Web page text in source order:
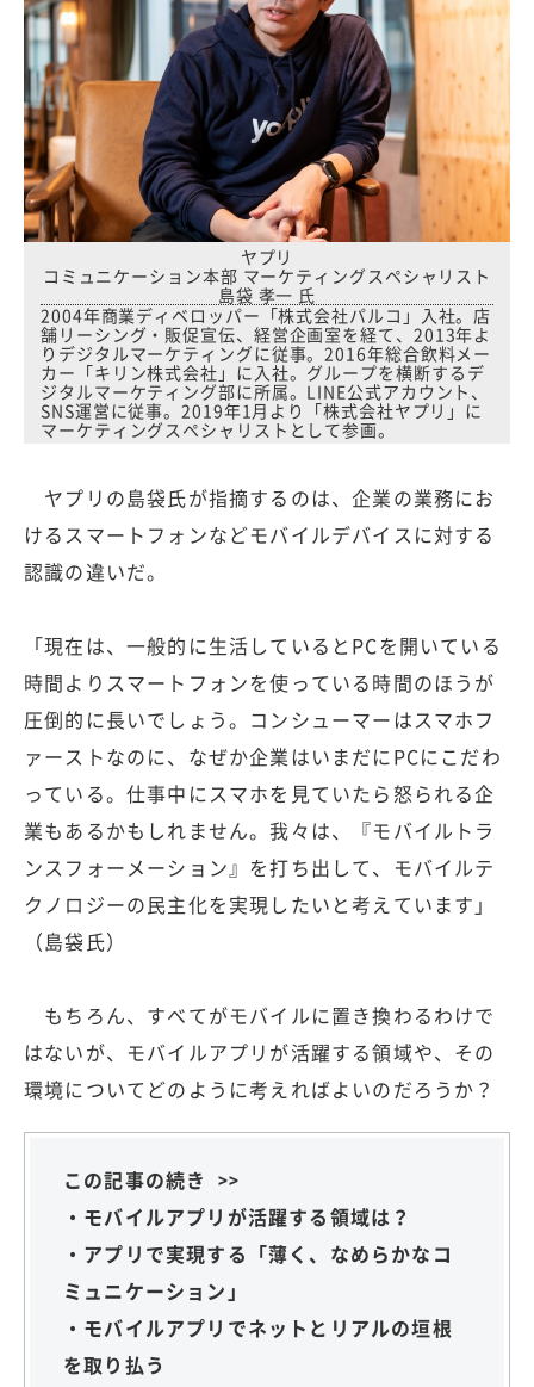
ヤプリ
コミュニケーション本部 マーケティングスペシャリスト
島袋 孝一 氏
2004年商業ディベロッパー「株式会社パルコ」入社。店
舗リーシング・販促宣伝、経営企画室を経て、2013年よ
りデジタルマーケティングに従事。2016年総合飲料メー
カー「キリン株式会社」に入社。グループを横断するデ
ジタルマーケティング部に所属。LINE公式アカウント、
SNS運営に従事。2019年1月より「株式会社ヤプリ」に
マーケティングスペシャリストとして参画。
ヤプリの島袋氏が指摘するのは、企業の業務にお
けるスマートフォンなどモバイルデバイスに対する
認識の違いだ。
「現在は、一般的に生活しているとPCを開いている
時間よりスマートフォンを使っている時間のほうが
圧倒的に長いでしょう。コンシューマーはスマホフ
ァーストなのに、なぜか企業はいまだにPCにこだわ
っている。仕事中にスマホを見ていたら怒られる企
業もあるかもしれません。我々は、『モバイルトラ
ンスフォーメーション』を打ち出して、モバイルテ
クノロジーの民主化を実現したいと考えています」
（島袋氏）
もちろん、すべてがモバイルに置き換わるわけで
はないが、モバイルアプリが活躍する領域や、その
環境についてどのように考えればよいのだろうか？
この記事の続き >>
・モバイルアプリが活躍する領域は？
・アプリで実現する「薄く、なめらかなコ
ミュニケーション」
・モバイルアプリでネットとリアルの垣根
を取り払う